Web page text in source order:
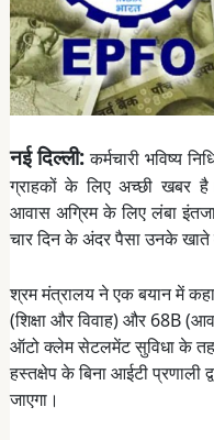
नई दिल्ली: कर्मचारी भविष्य
ग्राहकों के लिए अच्छी खबर
आवास अग्रिम के लिए लंबा
चार दिन के अंदर पैसा उनके खाते
श्रम मंत्रालय ने एक बयान में
(शिक्षा और विवाह) और 68B
ऑटो क्लेम सेटलमेंट सुविधा के
हस्तक्षेप के बिना आईटी प्रणाली
जाएगा।